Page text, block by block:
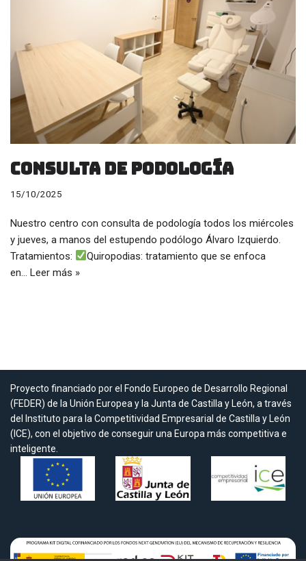
consulta de podología
15/10/2025
Nuestro centro con consulta de podología todos los miércoles
y jueves, a manos del estupendo podólogo Álvaro Izquierdo.
Tratamientos:
Quiropodias: tratamiento que se enfoca
en… Leer más »
Proyecto financiado por el Fondo Europeo de Desarrollo Regional
(FEDER) de la Unión Europea y la Junta de Castilla y León, a través
del Instituto para la Competitividad Empresarial de Castilla y León
(ICE), con el objetivo de conseguir una Europa más competitiva e
inteligente.